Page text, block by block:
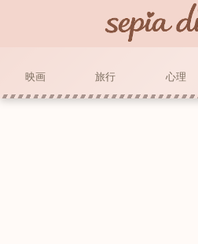
映画 旅行 心理